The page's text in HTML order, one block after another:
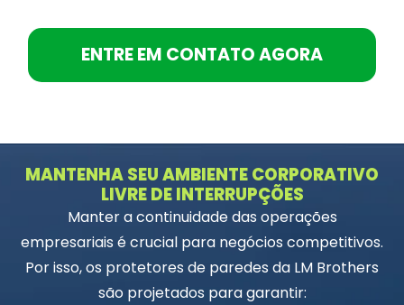
ENTRE EM CONTATO AGORA
MANTENHA SEU AMBIENTE CORPORATIVO
LIVRE DE INTERRUPÇÕES
Manter a continuidade das operações
empresariais é crucial para negócios competitivos.
Por isso, os protetores de paredes da LM Brothers
são projetados para garantir: